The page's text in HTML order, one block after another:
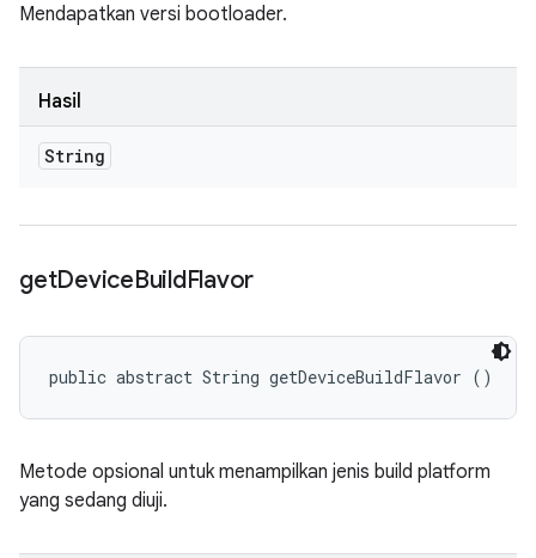
Mendapatkan versi bootloader.
Hasil
String
getDeviceBuildFlavor
public abstract String getDeviceBuildFlavor ()
Metode opsional untuk menampilkan jenis build platform
yang sedang diuji.